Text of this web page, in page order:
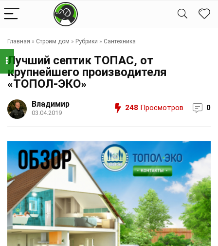
Главная » Строим дом » Рубрики » Сантехника
Лучший септик ТОПАС, от
крупнейшего производителя
«ТОПОЛ-ЭКО»
Владимир
03.04.2019
248 Просмотров 0